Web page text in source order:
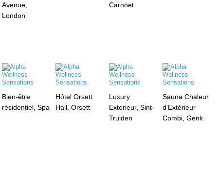
Avenue,
London
Carnöet
Bien-être
résidentiel, Spa
Hôtel Orsett
Hall, Orsett
Luxury
Exterieur, Sint-
Truiden
Sauna Chaleur
d'Extérieur
Combi, Genk